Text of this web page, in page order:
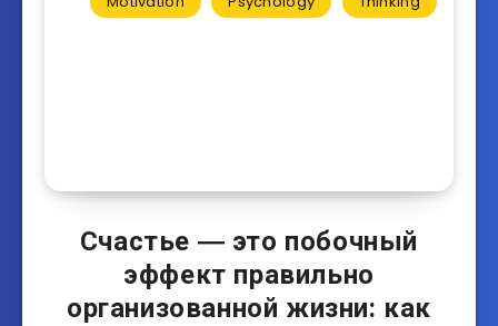
Счастье ― это побочный
эффект правильно
организованной жизни: как